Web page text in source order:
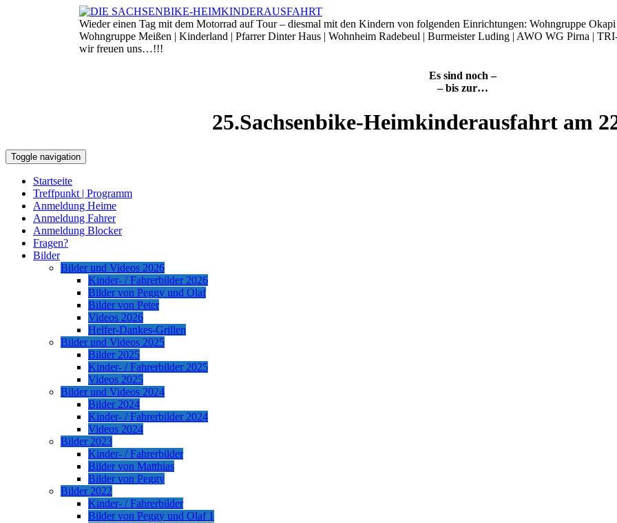
Wieder einen Tag mit dem Motorrad auf Tour – diesmal mit den Kindern von folgenden Einrichtungen: Wohngruppe
Wohngruppe Meißen | Kinderland | Pfarrer Dinter Haus | Wohnheim Radebeul | Burmeister Luding | AWO WG Pirna |
wir freuen uns…!!!
Es sind noch –
– bis zur…
25.Sachsenbike-Heimkinderausfahrt am
Toggle navigation
Startseite
Treffpunkt | Programm
Anmeldung Heime
Anmeldung Fahrer
Anmeldung Blocker
Fragen?
Bilder
Bilder und Videos 2026
Kinder- / Fahrerbilder 2026
Bilder von Peggy und Olaf
Bilder von Peter
Videos 2026
Helfer-Dankes-Grillen
Bilder und Videos 2025
Bilder 2025
Kinder- / Fahrerbilder 2025
Videos 2025
Bilder und Videos 2024
Bilder 2024
Kinder- / Fahrerbilder 2024
Videos 2024
Bilder 2023
Kinder- / Fahrerbilder
Bilder von Matthias
Bilder von Peggy
Bilder 2022
Kinder- / Fahrerbilder
Bilder von Peggy und Olaf 1